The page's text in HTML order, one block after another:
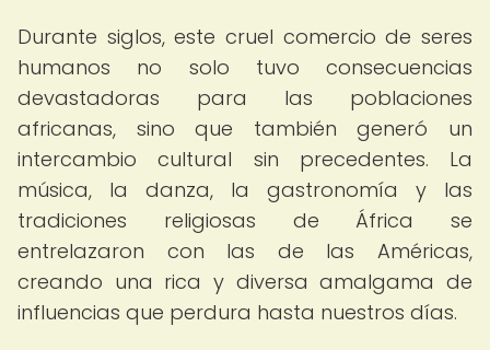
Durante siglos, este cruel comercio de seres
humanos no solo tuvo consecuencias
devastadoras para las poblaciones
africanas, sino que también generó un
intercambio cultural sin precedentes. La
música, la danza, la gastronomía y las
tradiciones religiosas de África se
entrelazaron con las de las Américas,
creando una rica y diversa amalgama de
influencias que perdura hasta nuestros días.